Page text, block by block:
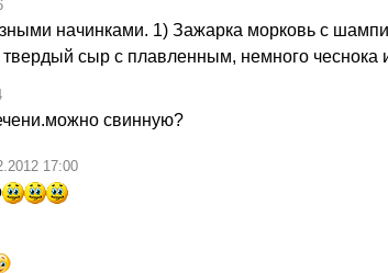
начинками. 1) Зажарка морковь с
сыр с плавленным, немного чеснока
свинную?
17:00